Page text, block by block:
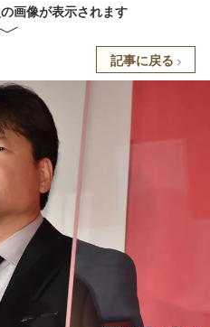
画像が表示されます
記事に戻る